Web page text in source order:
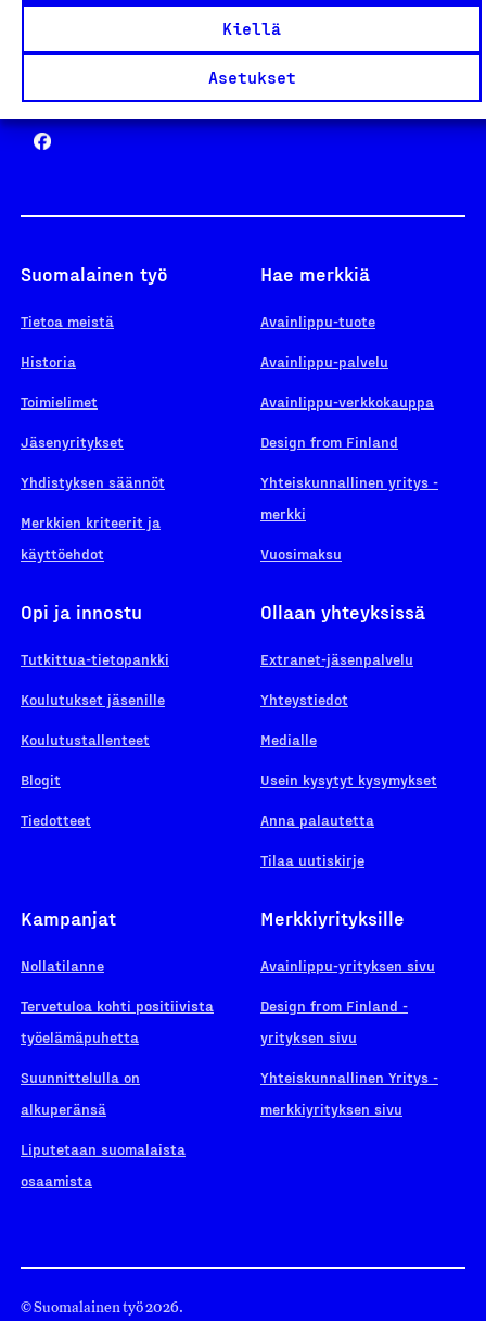
Kiellä
Asetukset
Yhteiskunnallinen Yritys -merkki
Suomalainen työ
Tietoa meistä
Historia
Toimielimet
Jäsenyritykset
Yhdistyksen säännöt
Merkkien kriteerit ja
käyttöehdot
Hae merkkiä
Avainlippu-tuote
Avainlippu-palvelu
Avainlippu-verkkokauppa
Design from Finland
Yhteiskunnallinen yritys -
merkki
Vuosimaksu
Opi ja innostu
Tutkittua-tietopankki
Koulutukset jäsenille
Koulutustallenteet
Blogit
Tiedotteet
Ollaan yhteyksissä
Extranet-jäsenpalvelu
Yhteystiedot
Medialle
Usein kysytyt kysymykset
Anna palautetta
Tilaa uutiskirje
Kampanjat
Nollatilanne
Tervetuloa kohti positiivista
työelämäpuhetta
Suunnittelulla on
alkuperänsä
Liputetaan suomalaista
osaamista
Merkkiyrityksille
Avainlippu-yrityksen sivu
Design from Finland -
yrityksen sivu
Yhteiskunnallinen Yritys -
merkkiyrityksen sivu
© Suomalainen työ 2026.